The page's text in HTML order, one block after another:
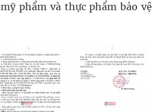
phẩm và thực phẩm bảo vệ